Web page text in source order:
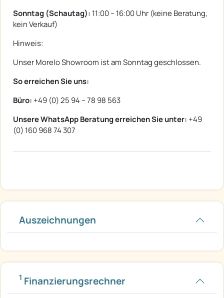
Sonntag (Schautag): 11:00 – 16:00 Uhr (keine Beratung,
kein Verkauf)
Hinweis:
Unser Morelo Showroom ist am Sonntag geschlossen.
So erreichen Sie uns:
Büro: +49 (0) 25 94 – 78 98 563
Unsere WhatsApp Beratung erreichen Sie unter: +49
(0) 160 968 74 307
Auszeichnungen
1 Finanzierungsrechner